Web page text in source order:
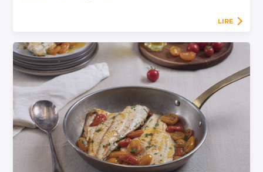
LIRE